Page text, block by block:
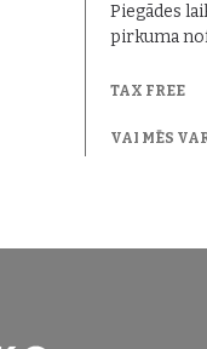
Piegādes
pirkuma
TAX FREE
VAI MĒS